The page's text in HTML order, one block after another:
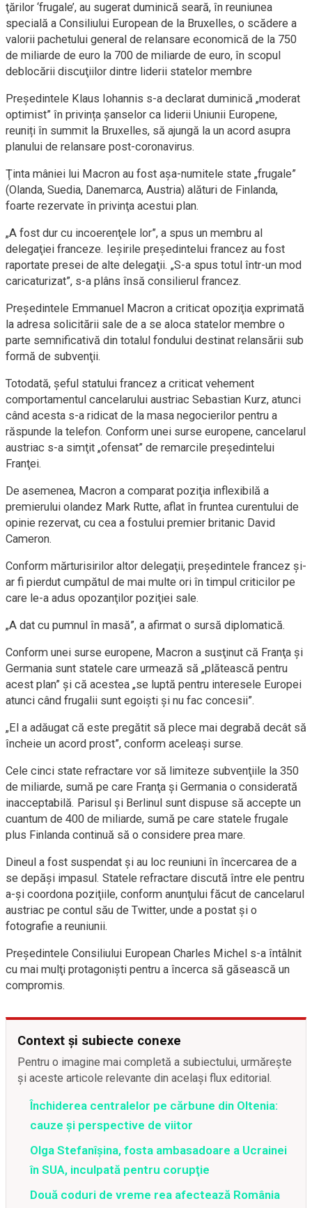
ţărilor ‘frugale’, au sugerat duminică seară, în reuniunea
specială a Consiliului European de la Bruxelles, o scădere a
valorii pachetului general de relansare economică de la 750
de miliarde de euro la 700 de miliarde de euro, în scopul
deblocării discuţiilor dintre liderii statelor membre
Președintele Klaus Iohannis s-a declarat duminică „moderat
optimist” în privința șanselor ca liderii Uniunii Europene,
reuniți în summit la Bruxelles, să ajungă la un acord asupra
planului de relansare post-coronavirus.
Ţinta mâniei lui Macron au fost aşa-numitele state „frugale”
(Olanda, Suedia, Danemarca, Austria) alături de Finlanda,
foarte rezervate în privinţa acestui plan.
„A fost dur cu incoerenţele lor”, a spus un membru al
delegaţiei franceze. Ieşirile preşedintelui francez au fost
raportate presei de alte delegaţii. „S-a spus totul într-un mod
caricaturizat”, s-a plâns însă consilierul francez.
Preşedintele Emmanuel Macron a criticat opoziţia exprimată
la adresa solicitării sale de a se aloca statelor membre o
parte semnificativă din totalul fondului destinat relansării sub
formă de subvenţii.
Totodată, şeful statului francez a criticat vehement
comportamentul cancelarului austriac Sebastian Kurz, atunci
când acesta s-a ridicat de la masa negocierilor pentru a
răspunde la telefon. Conform unei surse europene, cancelarul
austriac s-a simţit „ofensat” de remarcile preşedintelui
Franţei.
De asemenea, Macron a comparat poziţia inflexibilă a
premierului olandez Mark Rutte, aflat în fruntea curentului de
opinie rezervat, cu cea a fostului premier britanic David
Cameron.
Conform mărturisirilor altor delegaţii, preşedintele francez şi-
ar fi pierdut cumpătul de mai multe ori în timpul criticilor pe
care le-a adus opozanţilor poziţiei sale.
„A dat cu pumnul în masă”, a afirmat o sursă diplomatică.
Conform unei surse europene, Macron a susţinut că Franţa şi
Germania sunt statele care urmează să „plătească pentru
acest plan” şi că acestea „se luptă pentru interesele Europei
atunci când frugalii sunt egoişti şi nu fac concesii”.
„El a adăugat că este pregătit să plece mai degrabă decât să
încheie un acord prost”, conform aceleaşi surse.
Cele cinci state refractare vor să limiteze subvenţiile la 350
de miliarde, sumă pe care Franţa şi Germania o considerată
inacceptabilă. Parisul şi Berlinul sunt dispuse să accepte un
cuantum de 400 de miliarde, sumă pe care statele frugale
plus Finlanda continuă să o considere prea mare.
Dineul a fost suspendat şi au loc reuniuni în încercarea de a
se depăşi impasul. Statele refractare discută între ele pentru
a-şi coordona poziţiile, conform anunţului făcut de cancelarul
austriac pe contul său de Twitter, unde a postat şi o
fotografie a reuniunii.
Preşedintele Consiliului European Charles Michel s-a întâlnit
cu mai mulţi protagonişti pentru a încerca să găsească un
compromis.
Context și subiecte conexe
Pentru o imagine mai completă a subiectului, urmărește
și aceste articole relevante din același flux editorial.
Închiderea centralelor pe cărbune din Oltenia:
cauze și perspective de viitor
Olga Stefanîşina, fosta ambasadoare a Ucrainei
în SUA, inculpată pentru corupţie
Două coduri de vreme rea afectează România